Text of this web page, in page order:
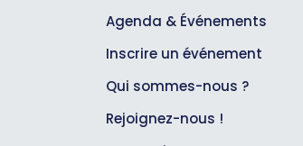
Agenda & Événements
Inscrire un événement
Qui sommes-nous ?
Rejoignez-nous !